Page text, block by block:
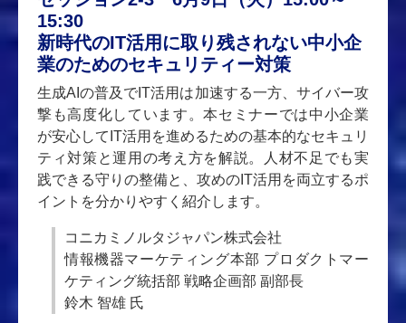
15:30
新時代のIT活用に取り残されない中小企
業のためのセキュリティー対策
生成AIの普及でIT活用は加速する一方、サイバー攻
撃も高度化しています。本セミナーでは中小企業
が安心してIT活用を進めるための基本的なセキュリ
ティ対策と運用の考え方を解説。人材不足でも実
践できる守りの整備と、攻めのIT活用を両立するポ
イントを分かりやすく紹介します。
コニカミノルタジャパン株式会社
情報機器マーケティング本部 プロダクトマー
ケティング統括部 戦略企画部 副部長
鈴木 智雄 氏